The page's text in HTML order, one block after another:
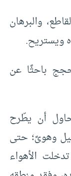
والبرهان
ويستريح.
باحثًا عن
أن يطّرح
وهوىً؛ حتى
الأهواء